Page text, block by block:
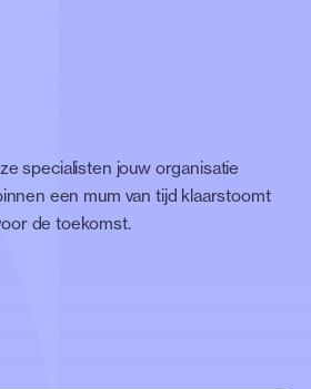
specialisten jouw organisatie
een mum van tijd klaarstoomt
de toekomst.